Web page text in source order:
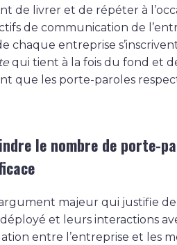
de livrer et de répéter à
de communication de
chaque entreprise
qui tient à la fois du fond et
que les porte-paroles
le nombre de porte-
argument majeur qui justifie
et leurs interactions
entre l’entreprise et les